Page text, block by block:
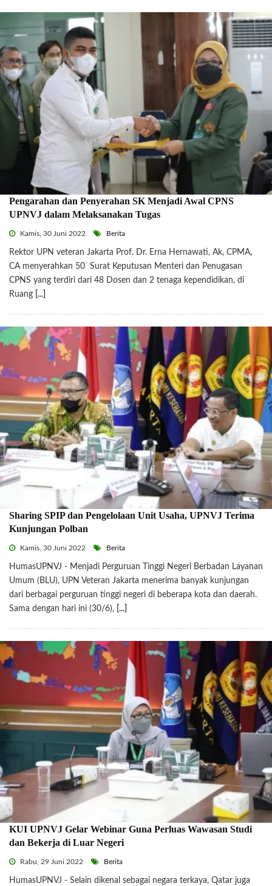
Pengarahan dan Penyerahan SK Menjadi Awal CPNS
UPNVJ dalam Melaksanakan Tugas
Kamis, 30 Juni 2022 Berita
Rektor UPN veteran Jakarta Prof. Dr. Erna Hernawati, Ak, CPMA,
CA menyerahkan 50 Surat Keputusan Menteri dan Penugasan
CPNS yang terdiri dari 48 Dosen dan 2 tenaga kependidikan, di
Ruang [...]
Sharing SPIP dan Pengelolaan Unit Usaha, UPNVJ Terima
Kunjungan Polban
Kamis, 30 Juni 2022 Berita
HumasUPNVJ - Menjadi Perguruan Tinggi Negeri Berbadan Layanan
Umum (BLU), UPN Veteran Jakarta menerima banyak kunjungan
dari berbagai perguruan tinggi negeri di beberapa kota dan daerah.
Sama dengan hari ini (30/6),
[...]
KUI UPNVJ Gelar Webinar Guna Perluas Wawasan Studi
dan Bekerja di Luar Negeri
Rabu, 29 Juni 2022 Berita
HumasUPNVJ - Selain dikenal sebagai negara terkaya, Qatar juga